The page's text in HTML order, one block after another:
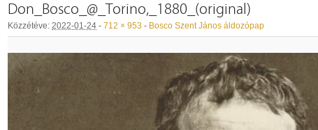
Don_Bosco_@_Torino,_1880_(original)
Közzétéve: 2022-01-24 - 712 × 953 - Bosco Szent János áldozópap